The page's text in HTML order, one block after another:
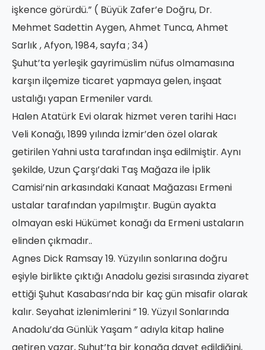
işkence görürdü.” ( Büyük Zafer’e Doğru, Dr.
Mehmet Sadettin Aygen, Ahmet Tunca, Ahmet
Sarlık , Afyon, 1984, sayfa ; 34)
Şuhut’ta yerleşik gayrimüslim nüfus olmamasına
karşın ilçemize ticaret yapmaya gelen, inşaat
ustalığı yapan Ermeniler vardı.
Halen Atatürk Evi olarak hizmet veren tarihi Hacı
Veli Konağı, 1899 yılında İzmir’den özel olarak
getirilen Yahni usta tarafından inşa edilmiştir. Aynı
şekilde, Uzun Çarşı’daki Taş Mağaza ile İplik
Camisi’nin arkasındaki Kanaat Mağazası Ermeni
ustalar tarafından yapılmıştır. Bugün ayakta
olmayan eski Hükümet konağı da Ermeni ustaların
elinden çıkmadır..
Agnes Dick Ramsay 19. Yüzyılın sonlarına doğru
eşiyle birlikte çıktığı Anadolu gezisi sırasında ziyaret
ettiği Şuhut Kasabası’nda bir kaç gün misafir olarak
kalır. Seyahat izlenimlerini ” 19. Yüzyıl Sonlarında
Anadolu’da Günlük Yaşam ” adıyla kitap haline